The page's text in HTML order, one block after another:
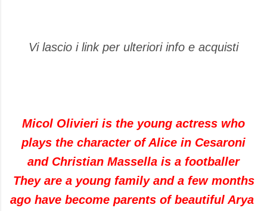
Vi lascio i link per ulteriori info e acquisti
Micol Olivieri is the young actress who
plays the character of Alice in Cesaroni
and Christian Massella is a footballer
They are a young family and a few months
ago have become parents of beautiful Arya